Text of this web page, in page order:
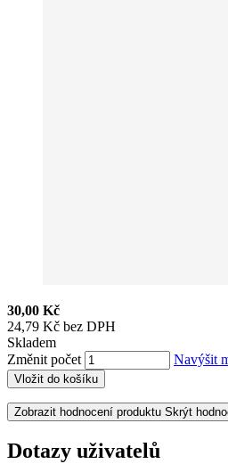
30,00 Kč
24,79 Kč bez DPH
Skladem
Změnit počet
Navýšit
Vložit do košíku
Zobrazit hodnocení produktu Skrýt
Dotazy uživatelů